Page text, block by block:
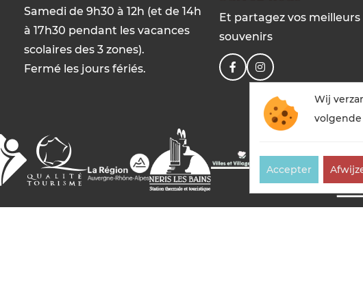
Samedi de 9h30 à 12h (et de 14h
à 17h30 pendant les vacances
scolaires des 3 zones).
Fermé les jours fériés.
Et partagez vos meilleurs
souvenirs
Wij
Accepter